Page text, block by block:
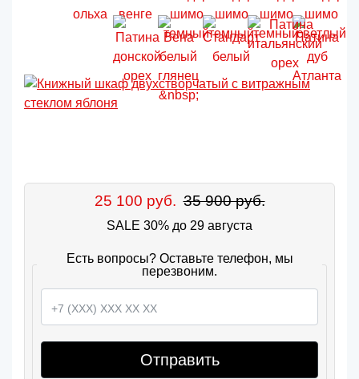
25 100 руб. 35 900 руб.
SALE 30% до 29 августа
Есть вопросы? Оставьте телефон, мы
перезвоним.
Отправить